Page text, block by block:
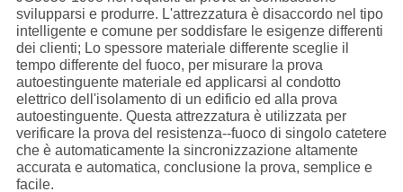
svilupparsi e produrre. L'attrezzatura è disaccordo nel tipo
intelligente e comune per soddisfare le esigenze differenti
dei clienti; Lo spessore materiale differente sceglie il
tempo differente del fuoco, per misurare la prova
autoestinguente materiale ed applicarsi al condotto
elettrico dell'isolamento di un edificio ed alla prova
autoestinguente. Questa attrezzatura è utilizzata per
verificare la prova del resistenza--fuoco di singolo catetere
che è automaticamente la sincronizzazione altamente
accurata e automatica, conclusione la prova, semplice e
facile.